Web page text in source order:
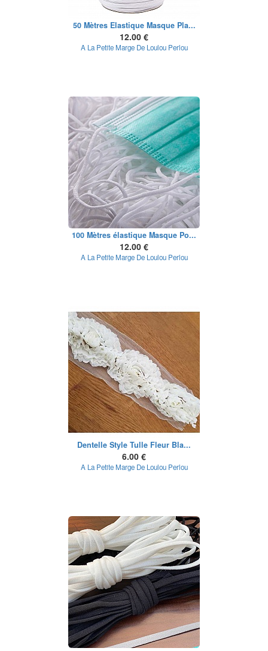
50 Mètres Elastique Masque Pla...
12.00 €
A La Petite Marge De Loulou Perlou
100 Mètres élastique Masque Po...
12.00 €
A La Petite Marge De Loulou Perlou
Dentelle Style Tulle Fleur Bla...
6.00 €
A La Petite Marge De Loulou Perlou